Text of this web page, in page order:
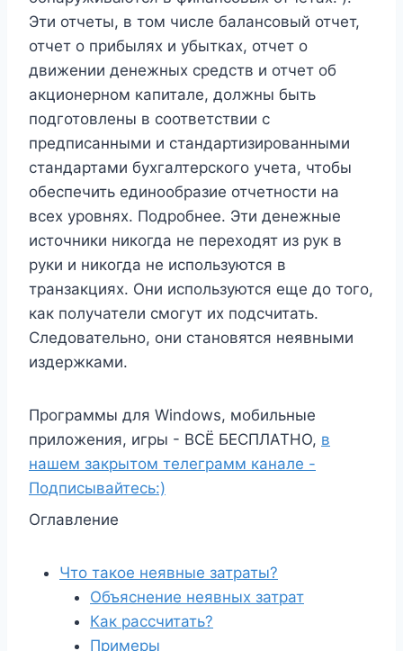
Эти отчеты, в том числе балансовый отчет,
отчет о прибылях и убытках, отчет о
движении денежных средств и отчет об
акционерном капитале, должны быть
подготовлены в соответствии с
предписанными и стандартизированными
стандартами бухгалтерского учета, чтобы
обеспечить единообразие отчетности на
всех уровнях. Подробнее. Эти денежные
источники никогда не переходят из рук в
руки и никогда не используются в
транзакциях. Они используются еще до того,
как получатели смогут их подсчитать.
Следовательно, они становятся неявными
издержками.
Программы для Windows, мобильные
приложения, игры - ВСЁ БЕСПЛАТНО, в
нашем закрытом телеграмм канале -
Подписывайтесь:)
Оглавление
Что такое неявные затраты?
Объяснение неявных затрат
Как рассчитать?
Примеры